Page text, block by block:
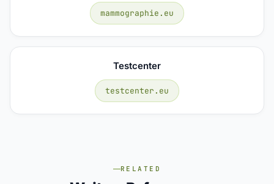
mammographie.eu
Testcenter
testcenter.eu
RELATED